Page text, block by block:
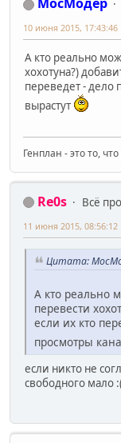
10 июня 2015, 17:43:46
А кто реально
хохотуна?)
переведет - дело
вырастут
Генплан - это то,
Re0s
Всё
11 июня 2015, 08:56:12
Цитата:
А кто реально
перевести
если их кто
просмотры
если никто не
свободного мало